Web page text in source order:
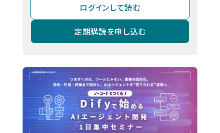
ログインして読む
定期購読を申し込む